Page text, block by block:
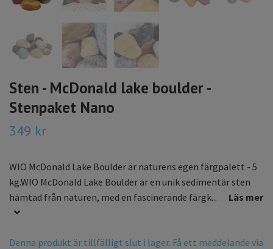
Sten - McDonald lake boulder -
Stenpaket Nano
349 kr
WIO McDonald Lake Boulder är naturens egen färgpalett - 5
kg.WIO McDonald Lake Boulder är en unik sedimentär sten
hämtad från naturen, med en fascinerande färgk...
Läs mer
Denna produkt är tillfälligt slut i lager. Få ett meddelande via